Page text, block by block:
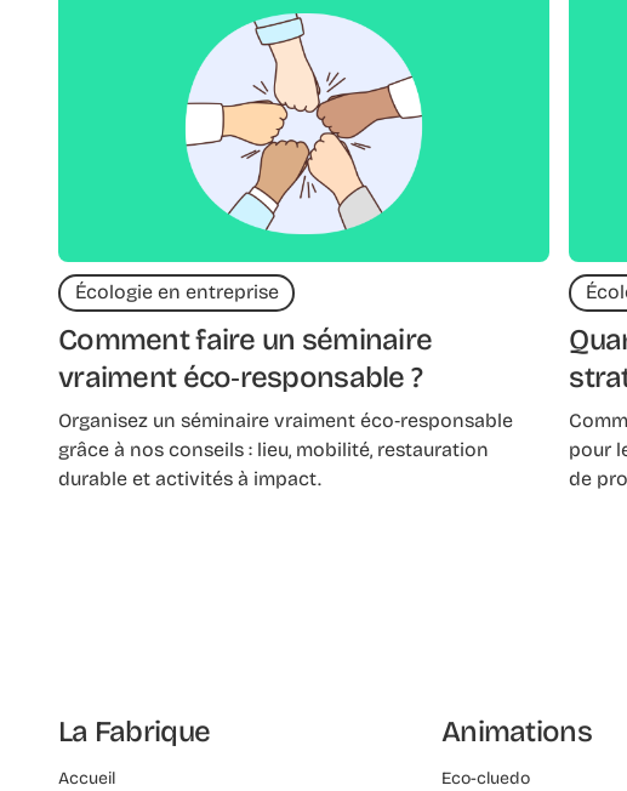
Écologie en entreprise
Comment faire un séminaire
vraiment éco‑responsable ?
Organisez un séminaire vraiment éco‑responsable
grâce à nos conseils : lieu, mobilité, restauration
durable et activités à impact.
pour
de
La Fabrique
Accueil
Animations
Eco-cluedo